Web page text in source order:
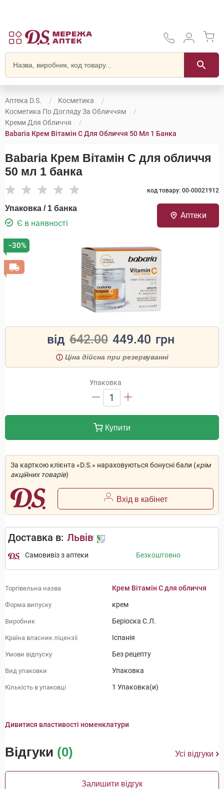
Аптека D.S.
Косметика
Косметика По Догляду За Обличчям
Креми Для Обличчя
Babaria Крем Вітамін С Для Обличчя 50 Мл 1 Банка
Babaria Крем Вітамін С для обличчя
50 мл 1 банка
код товару: 00-00021912
Упаковка / 1 банка
Є в наявності
Аптеки
−30%
від 642.00 449.40 грн
Ціна дійсна при резервуванні
Упаковка
1
Купити
За карткою клієнта «D.S.» нараховуються бонусні бали (крім
акційних товарів)
Вхід в кабінет
Доставка в: Львів
Самовивіз з аптеки Безкоштовно
Торгівельна назва Крем Вітамін С для обличчя
Форма випуску крем
Виробник Беріоска С.Л.
Країна власник ліцензії Іспанія
Умови відпуску Без рецепту
Вид упаковки Упаковка
Кількість в упаковці 1 Упаковка(и)
Дивитися властивості номенклатури
Відгуки (0) Усі відгуки
Залишити відгук